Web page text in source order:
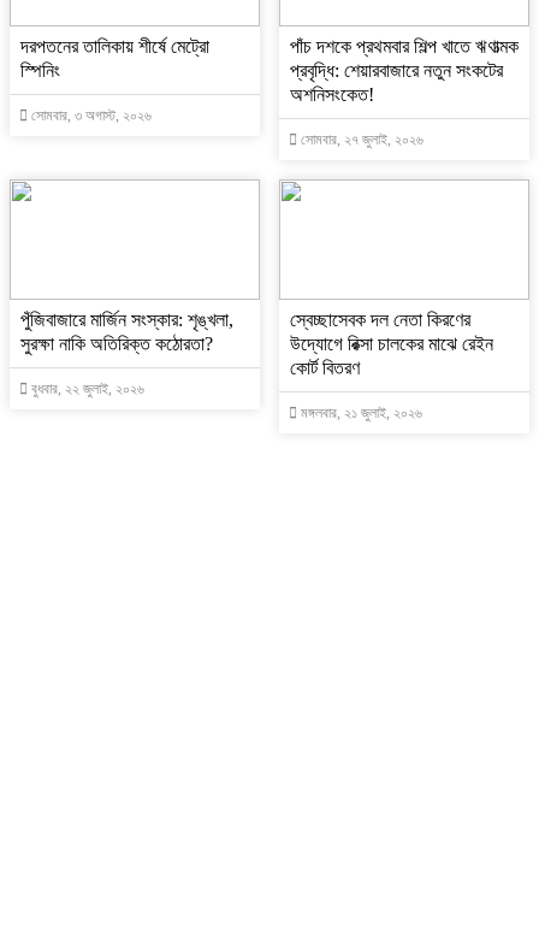
দরপতনের তালিকায় শীর্ষে মেট্রো
স্পিনিং
সোমবার, ৩ অগাস্ট, ২০২৬
পাঁচ দশকে প্রথমবার শিল্প খাতে ঋণাত্মক
প্রবৃদ্ধি: শেয়ারবাজারে নতুন সংকটের
অশনিসংকেত!
সোমবার, ২৭ জুলাই, ২০২৬
পুঁজিবাজারে মার্জিন সংস্কার: শৃঙ্খলা,
সুরক্ষা নাকি অতিরিক্ত কঠোরতা?
বুধবার, ২২ জুলাই, ২০২৬
স্বেচ্ছাসেবক দল নেতা কিরণের
উদ্যোগে রিক্সা চালকের মাঝে রেইন
কোর্ট বিতরণ
মঙ্গলবার, ২১ জুলাই, ২০২৬